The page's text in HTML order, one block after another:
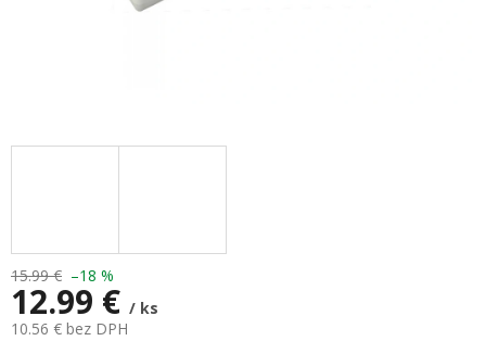
15.99 € –18 %
12.99 € / ks
10.56 € bez DPH